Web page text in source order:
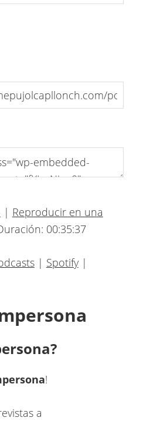
| Reproducir en una
00:35:37
| Spotify|
!
a